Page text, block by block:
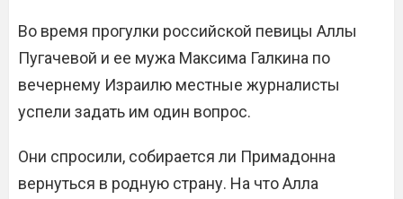
Во время прогулки российской певицы Аллы
Пугачевой и ее мужа Максима Галкина по
вечернему Израилю местные журналисты
успели задать им один вопрос.
Они спросили, собирается ли Примадонна
вернуться в родную страну. На что Алла